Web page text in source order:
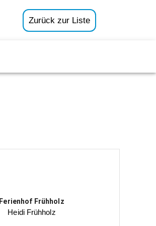
Zurück zur Liste
Ferienhof Frühholz
Heidi Frühholz